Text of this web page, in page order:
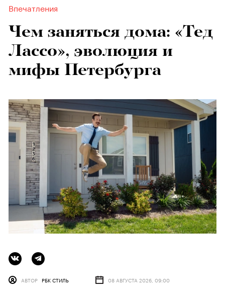
Впечатления
Чем заняться дома: «Тед
Лассо», эволюция и
мифы Петербурга
АВТОР РБК СТИЛЬ 08 АВГУСТА 2026, 09:00